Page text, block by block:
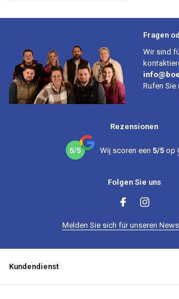
Fragen
Wir sind
Rufen Sie
Rezensionen
5/5 Wij scoren een 5/5op
Folgen Sie uns
Melden Sie sich für unseren
Kundendienst